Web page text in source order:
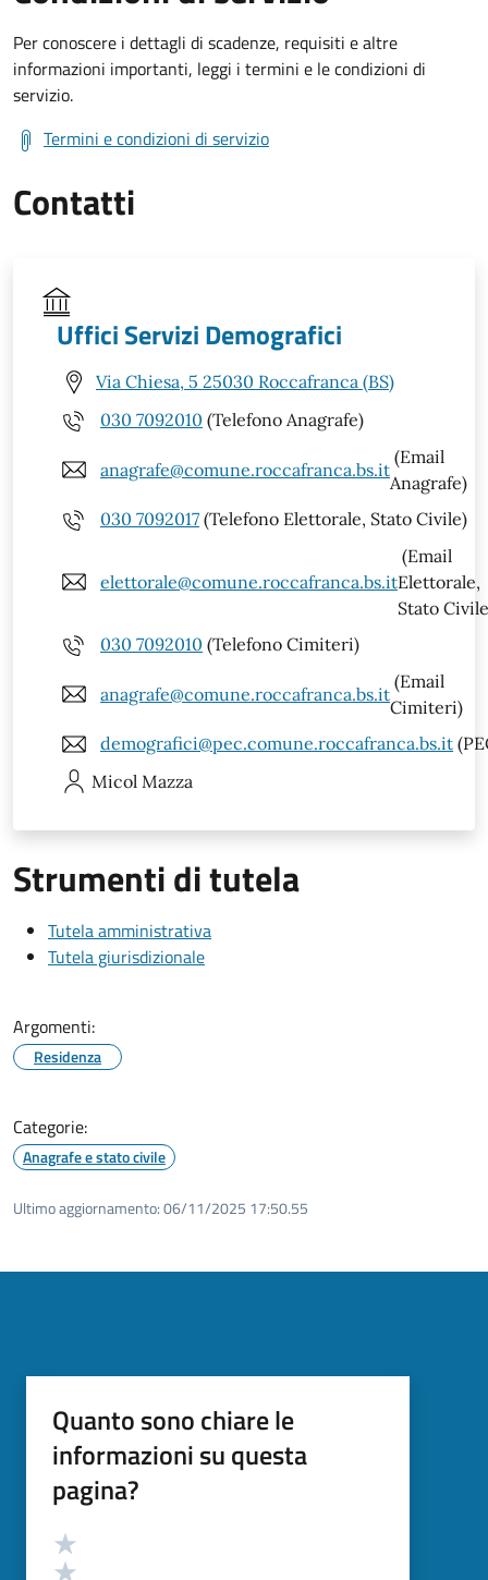
Per conoscere i dettagli di scadenze, requisiti e altre
informazioni importanti, leggi i termini e le condizioni di
servizio.
Termini e condizioni di servizio
Contatti
Uffici Servizi Demografici
Via Chiesa, 5 25030 Roccafranca (BS)
030 7092010 (Telefono Anagrafe)
anagrafe@comune.roccafranca.bs.it
(Email
Anagrafe)
030 7092017 (Telefono Elettorale, Stato Civile)
elettorale@comune.roccafranca.bs.it
(Email
Elettorale,
Stato
030 7092010 (Telefono Cimiteri)
anagrafe@comune.roccafranca.bs.it
(Email
Cimiteri)
demografici@pec.comune.roccafranca.bs.it
Micol Mazza
Strumenti di tutela
Tutela amministrativa
Tutela giurisdizionale
Argomenti:
Residenza
Categorie:
Anagrafe e stato civile
Ultimo aggiornamento:06/11/2025 17:50.55
Quanto sono chiare le
informazioni su questa
pagina?
Valutazione